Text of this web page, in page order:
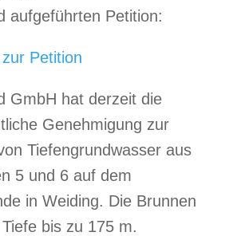
aufgeführten Petition:
Petition
GmbH hat derzeit die
Genehmigung zur
Tiefengrundwasser aus
5 und 6 auf dem
in Weiding. Die Brunnen
bis zu 175 m.